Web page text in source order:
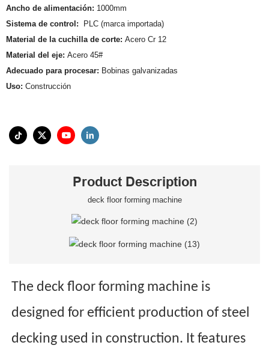
Ancho de alimentación: 1000mm
Sistema de control:
PLC (marca importada)
Material de la cuchilla de corte: Acero Cr 12
Material del eje: Acero 45#
Adecuado para procesar: Bobinas galvanizadas
Uso: Construcción
Product Description
deck floor forming machine
The deck floor forming machine is
designed for efficient production of steel
decking used in construction. It features